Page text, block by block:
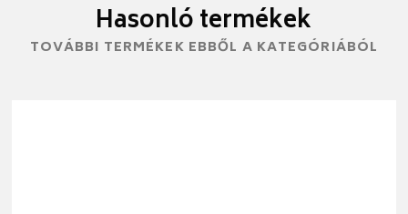
Hasonló termékek
TOVÁBBI TERMÉKEK EBBŐL A KATEGÓRIÁBÓL